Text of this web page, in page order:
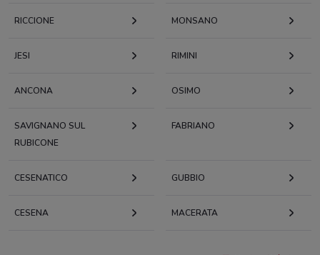
RICCIONE MONSANO
JESI RIMINI
ANCONA OSIMO
SAVIGNANO SUL
RUBICONE
FABRIANO
CESENATICO GUBBIO
CESENA MACERATA